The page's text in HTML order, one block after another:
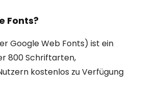
Fonts?
Google Web Fonts) ist ein
800 Schriftarten,
kostenlos zu Verfügung